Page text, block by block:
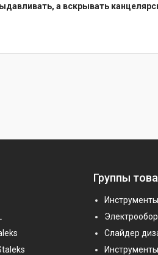
а вскрывать
Группы
Слайдер